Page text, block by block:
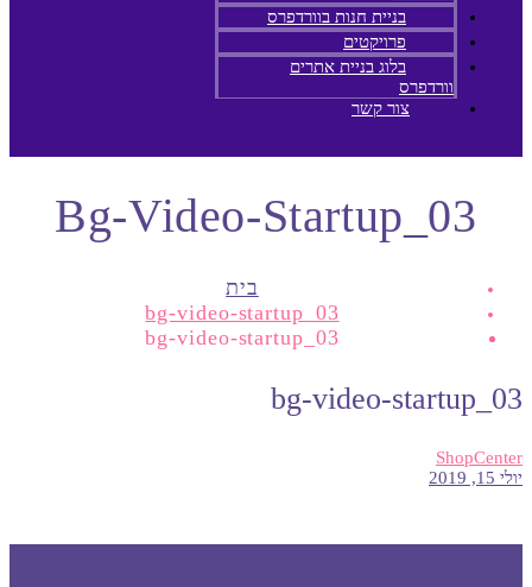
בניית חנות בוורדפרס
פרויקטים
בלוג בניית אתרים
וורדפרס
צור קשר
Bg-Video-Startup_03
בית
bg-video-startup_03
bg-video-startup_03
bg-video-startup_03
ShopCenter
יולי 15, 2019